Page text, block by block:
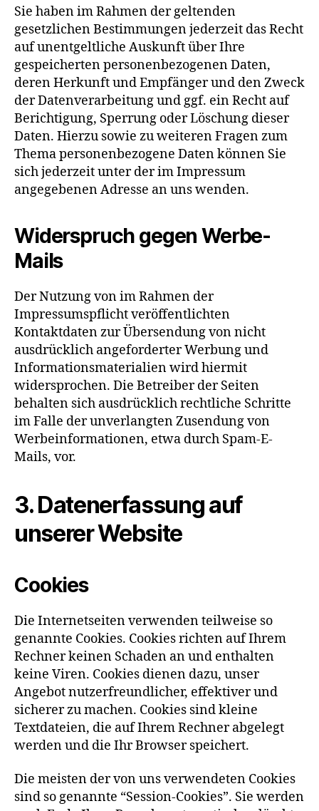
Sie haben im Rahmen der geltenden
gesetzlichen Bestimmungen jederzeit das Recht
auf unentgeltliche Auskunft über Ihre
gespeicherten personenbezogenen Daten,
deren Herkunft und Empfänger und den Zweck
der Datenverarbeitung und ggf. ein Recht auf
Berichtigung, Sperrung oder Löschung dieser
Daten. Hierzu sowie zu weiteren Fragen zum
Thema personenbezogene Daten können Sie
sich jederzeit unter der im Impressum
angegebenen Adresse an uns wenden.
Widerspruch gegen Werbe-
Mails
Der Nutzung von im Rahmen der
Impressumspflicht veröffentlichten
Kontaktdaten zur Übersendung von nicht
ausdrücklich angeforderter Werbung und
Informationsmaterialien wird hiermit
widersprochen. Die Betreiber der Seiten
behalten sich ausdrücklich rechtliche Schritte
im Falle der unverlangten Zusendung von
Werbeinformationen, etwa durch Spam-E-
Mails, vor.
3. Datenerfassung auf
unserer Website
Cookies
Die Internetseiten verwenden teilweise so
genannte Cookies. Cookies richten auf Ihrem
Rechner keinen Schaden an und enthalten
keine Viren. Cookies dienen dazu, unser
Angebot nutzerfreundlicher, effektiver und
sicherer zu machen. Cookies sind kleine
Textdateien, die auf Ihrem Rechner abgelegt
werden und die Ihr Browser speichert.
Die meisten der von uns verwendeten Cookies
sind so genannte “Session-Cookies”. Sie werden